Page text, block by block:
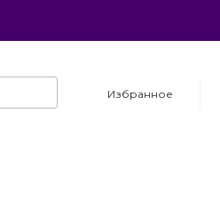
Избранное